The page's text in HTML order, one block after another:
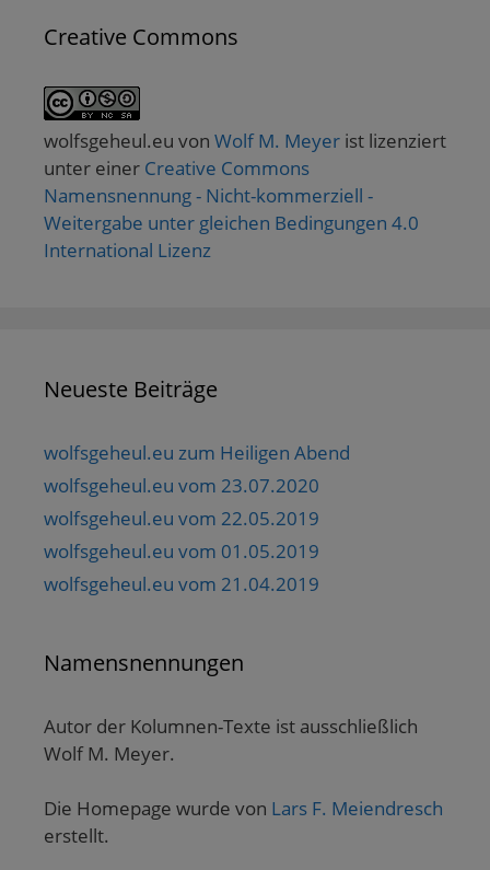
Creative Commons
wolfsgeheul.eu von Wolf M. Meyer ist lizenziert
unter einer Creative Commons
Namensnennung - Nicht-kommerziell -
Weitergabe unter gleichen Bedingungen 4.0
International Lizenz
Neueste Beiträge
wolfsgeheul.eu zum Heiligen Abend
wolfsgeheul.eu vom 23.07.2020
wolfsgeheul.eu vom 22.05.2019
wolfsgeheul.eu vom 01.05.2019
wolfsgeheul.eu vom 21.04.2019
Namensnennungen
Autor der Kolumnen-Texte ist ausschließlich
Wolf M. Meyer.
Die Homepage wurde von Lars F. Meiendresch
erstellt.